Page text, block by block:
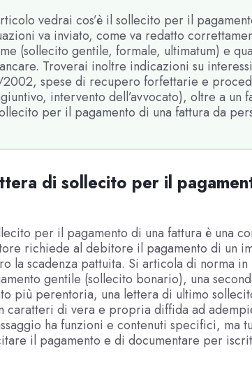
vedrai cos’è il sollecito per il
va inviato, come va redatto
(sollecito gentile, formale, ultimatum) e
Troverai inoltre indicazioni su
2002, spese di recupero forfettarie e
intervento dell’avvocato), oltre a un
per il pagamento di una fattura da
di sollecito per il
per il pagamento di una fattura è una
richiede al debitore il pagamento di un
la scadenza pattuita. Si articola di norma
gentile (sollecito bonario), una
più perentoria, una lettera di ultimo
caratteri di vera e propria diffida ad
ha funzioni e contenuti specifici, ma
il pagamento e di documentare per